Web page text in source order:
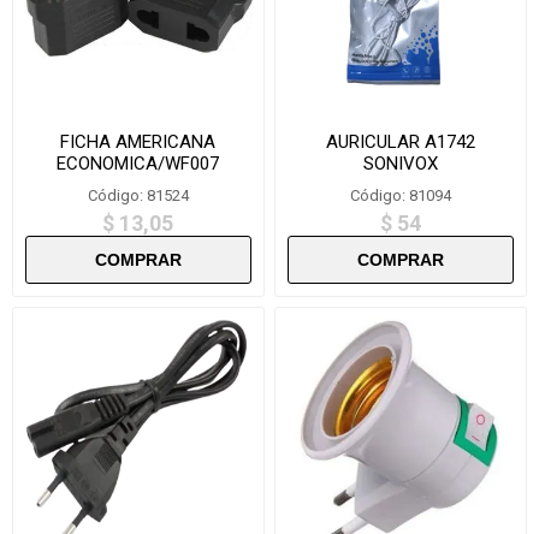
FICHA AMERICANA
ECONOMICA/WF007
Código: 81524
$ 13,05
AURICULAR A1742
SONIVOX
Código: 81094
$ 54